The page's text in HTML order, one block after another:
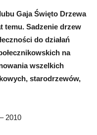
Gaja Święto Drzewa
temu. Sadzenie drzew
do działań
na
wszelkich
starodrzewów,
2010